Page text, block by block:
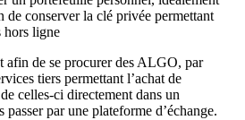
de conserver la clé privée permettant
hors ligne
afin de se procurer des ALGO, par
tiers permettant l’achat de
celles-ci directement dans un
par une plateforme d’échange.